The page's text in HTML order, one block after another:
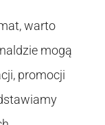
warto
mogą
promocji